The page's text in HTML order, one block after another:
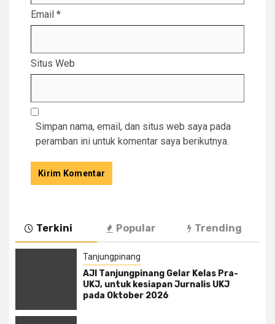
Email *
Situs Web
Simpan nama, email, dan situs web saya pada
peramban ini untuk komentar saya berikutnya.
Terkini Popular Trending
Tanjungpinang
AJI Tanjungpinang Gelar Kelas Pra-
UKJ, untuk kesiapan Jurnalis UKJ
pada Oktober 2026